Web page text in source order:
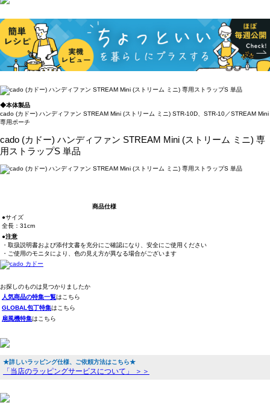
◆本体製品
cado (カドー) ハンディファン STREAM Mini (ストリーム ミニ) STR-10D、STR-10／STREAM Mini
専用ポーチ
cado (カドー) ハンディファン STREAM Mini (ストリーム ミニ) 専
用ストラップS 単品
商品仕様
●サイズ
全長：31cm
●注意
・取扱説明書および添付文書を充分にご確認になり、安全にご使用ください
・ご使用のモニタにより、色の見え方が異なる場合がございます
お探しのものは見つかりましたか
人気商品の特集一覧はこちら
GLOBAL包丁特集はこちら
扇風機特集はこちら
★詳しいラッピング仕様、ご依頼方法はこちら★
「当店のラッピングサービスについて」 ＞＞